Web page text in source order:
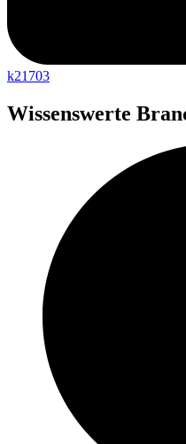
k21703
Wissenswerte